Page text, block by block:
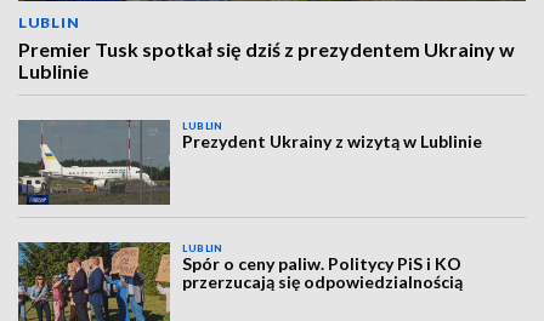
LUBLIN
Premier Tusk spotkał się dziś z prezydentem Ukrainy w
Lublinie
LUBLIN
Prezydent Ukrainy z wizytą w Lublinie
LUBLIN
Spór o ceny paliw. Politycy PiS i KO
przerzucają się odpowiedzialnością